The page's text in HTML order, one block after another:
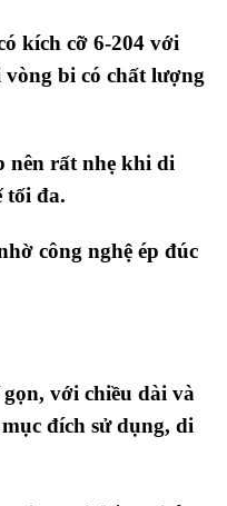
kích cỡ 6-204 với
bi có chất lượng
nên rất nhẹ khi di
tối đa.
công nghệ ép đúc
với chiều dài và
đích sử dụng, di